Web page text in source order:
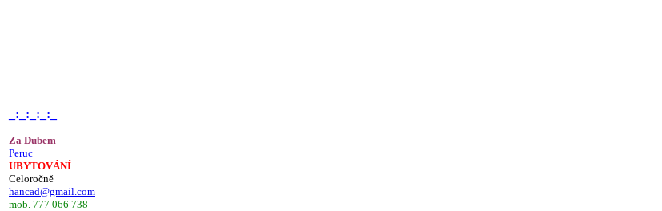
_:_:_:_:_
Za Dubem
Peruc
UBYTOVÁNÍ
Celoročně
hancad@gmail.com
mob. 777 066 738